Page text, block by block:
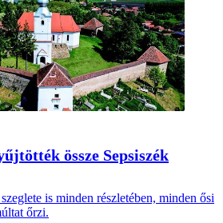
össze Sepsiszék
is minden részletében, minden ősi
őrzi.